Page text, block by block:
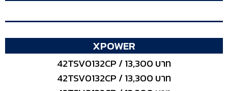
XPOWER
42TSV0132CP / 13,300 บาท
42TSV0132CP / 13,300 บาท